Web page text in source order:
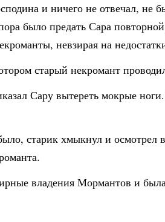
и ничего не отвечал, не
было предать Сара
невзирая на
старый некромант
Сару вытереть мокрые
старик хмыкнул и осмотрел
владения Мормантов и